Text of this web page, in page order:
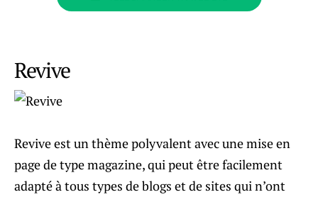
Revive
Revive est un thème polyvalent avec une mise en
page de type magazine, qui peut être facilement
adapté à tous types de blogs et de sites qui n’ont